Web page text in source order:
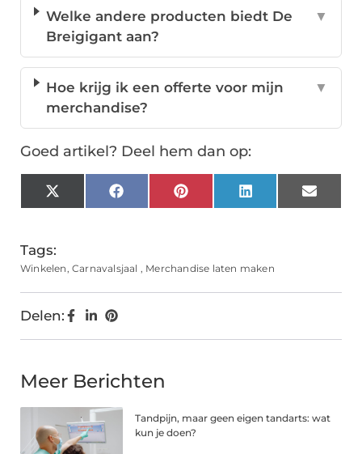
Welke andere producten biedt De
Breigigant aan?
▼
Hoe krijg ik een offerte voor mijn
merchandise?
▼
Goed artikel? Deel hem dan op:
X
(Twitter)
FacebookPinterestLinkedInEmail
Tags:
Winkelen,Carnavalsjaal , Merchandise laten maken
Delen:
Meer Berichten
Tandpijn, maar geen eigen tandarts: wat
kun je doen?